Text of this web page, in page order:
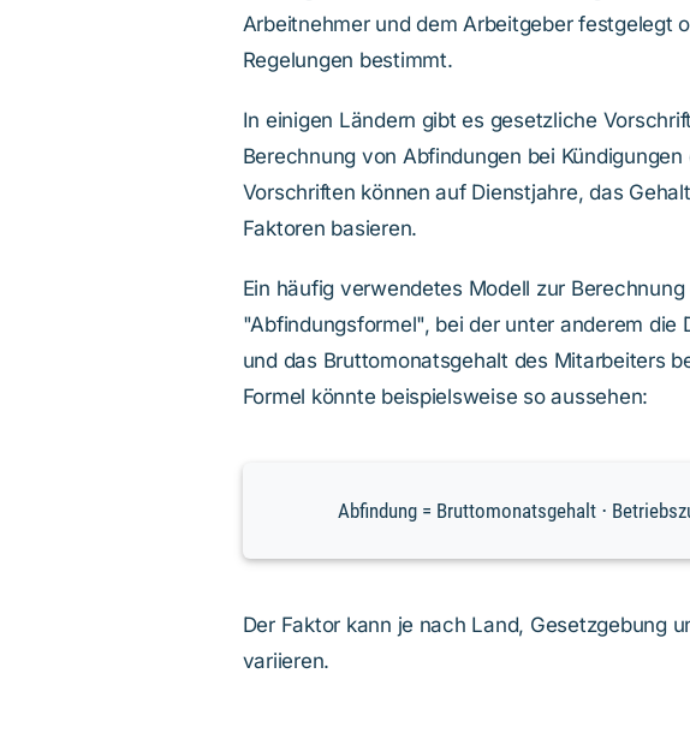
Arbeitnehmer und dem Arbeitgeber festgelegt
Regelungen bestimmt.
In einigen Ländern gibt es gesetzliche
Berechnung von Abfindungen bei
Vorschriften können auf Dienstjahre, das
Faktoren basieren.
Ein häufig verwendetes Modell zur
"Abfindungsformel", bei der unter anderem die
und das Bruttomonatsgehalt des Mitarbeiters
Formel könnte beispielsweise so aussehen:
Abfindung = Bruttomonatsgehalt ⋅
Der Faktor kann je nach Land, Gesetzgebung
variieren.